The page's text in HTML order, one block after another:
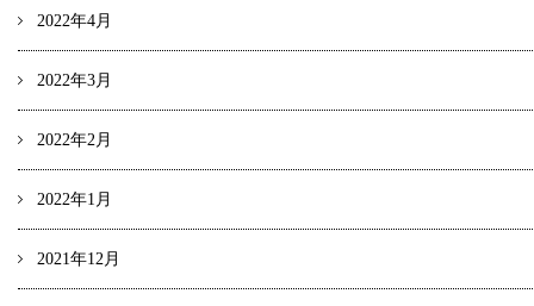
2022年4月
2022年3月
2022年2月
2022年1月
2021年12月